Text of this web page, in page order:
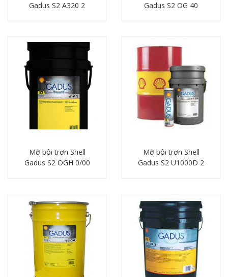
Gadus S2 A320 2
Gadus S2 OG 40
Mỡ bôi trơn Shell
Gadus S2 OGH 0/00
Mỡ bôi trơn Shell
Gadus S2 U1000D 2